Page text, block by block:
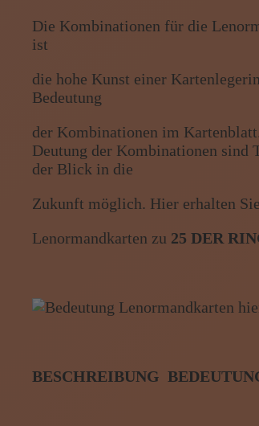
Jenseitskontakte
Die Kombinationen für die
ist
die hohe Kunst einer
Bedeutung
der Kombinationen im
Deutung der Kombinationen sind
der Blick in die
Zukunft möglich. Hier erhalten
Lenormandkarten zu 25 DER
BESCHREIBUNG